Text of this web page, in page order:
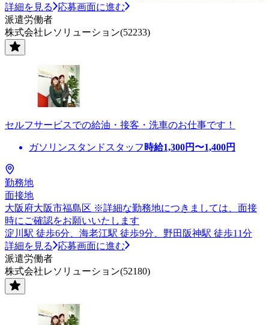
詳細を見る
応募画面に進む
派遣労働者
株式会社レソリューション(52233)
セルフサービスでの給油・接客・洗車のお仕事です！
ガソリンスタンドスタッフ 時給1,300円〜1,400円
勤務地
面接地
大阪府大阪市福島区 ※詳細な勤務地につきましては、面接
時にご確認をお願いいたします
淀川駅 徒歩6分、海老江駅 徒歩9分、野田阪神駅 徒歩11分
詳細を見る
応募画面に進む
派遣労働者
株式会社レソリューション(52180)